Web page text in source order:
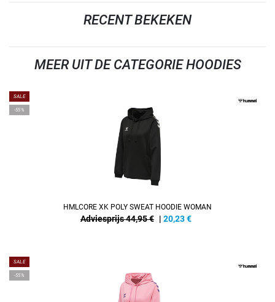
RECENT BEKEKEN
MEER UIT DE CATEGORIE HOODIES
SALE
-55%
HMLCORE XK POLY SWEAT HOODIE WOMAN
Adviesprijs 44,95 € | 20,23€
SALE
-55%